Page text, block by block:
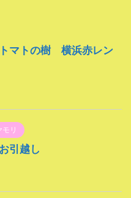
マトの樹 横浜赤レン
リ
引越し